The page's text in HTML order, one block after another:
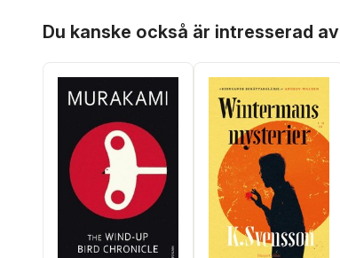
Du kanske också är intresserad av